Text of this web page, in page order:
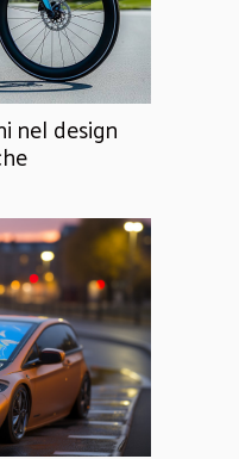
nel design